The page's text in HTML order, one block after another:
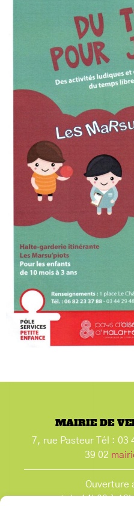
MAIRIE DE
7, rue Pasteur Tél : 03
39 02
Ouverture
et de 14h00 à